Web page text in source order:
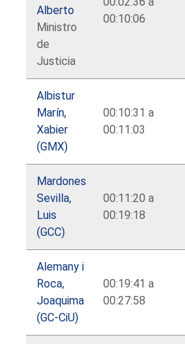
Alberto
Ministro
de
Justicia
00:10:06
Albistur
Marín,
Xabier
(GMX)
00:10:31 a
00:11:03
Mardones
Sevilla,
Luis
(GCC)
00:11:20 a
00:19:18
Alemany i
Roca,
Joaquima
(GC-CiU)
00:19:41 a
00:27:58